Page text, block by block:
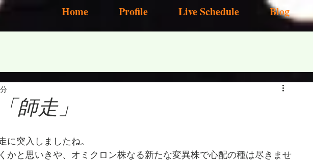
Home Profile Live Schedule Blog
師走」
に突入しましたね。
かと思いきや、オミクロン株なる新たな変異株で心配の種は尽きませ